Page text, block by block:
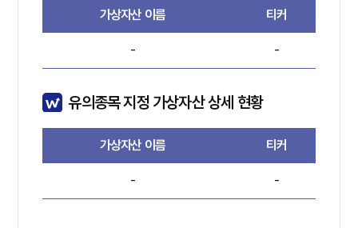
가상자산 이름 티커
- -
유의종목 지정 가상자산 상세 현황
가상자산 이름 티커
- -